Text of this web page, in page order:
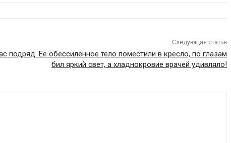
Следующая статья
подряд. Ее обессиленное тело поместили в кресло, по глазам
бил яркий свет, а хладнокровие врачей удивляло!